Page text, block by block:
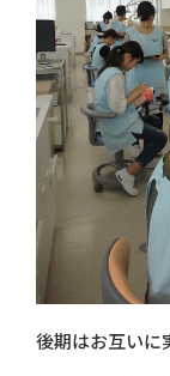
後期はお互いに